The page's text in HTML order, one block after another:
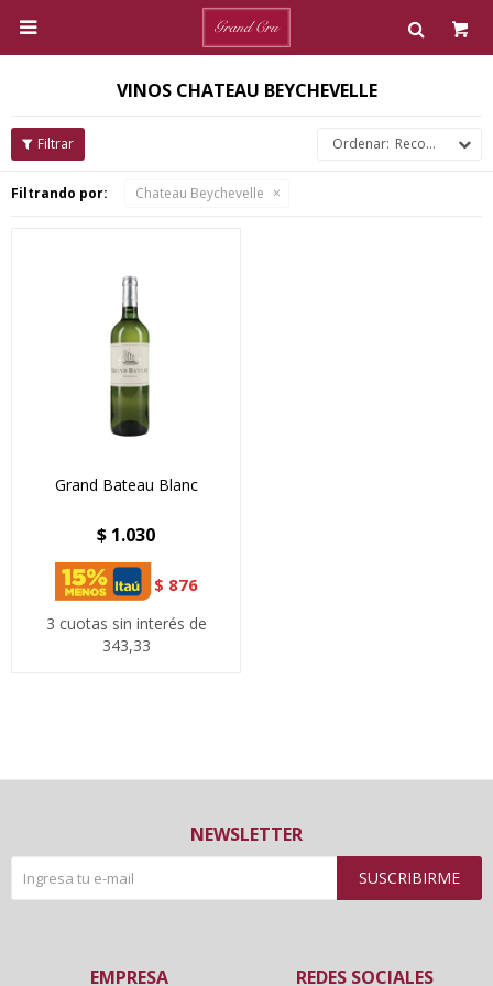

VINOS CHATEAU BEYCHEVELLE
Recomendados
Filtrando por: Chateau Beychevelle
Grand Bateau Blanc
$ 1.030
$ 876
3 cuotas sin interés de
343,33
NEWSLETTER
SUSCRIBIRME
REDES SOCIALES
EMPRESA